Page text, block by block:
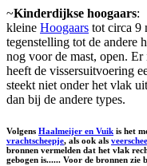
~Kinderdijkse hoogaars:
kleine Hoogaars tot circa 9
tegenstelling tot de andere
nog voor de mast, open.
heeft de vissersuitvoering
steekt niet onder het vlak
dan bij de andere types.
Volgens Haalmeijer en Vuik is het
vrachtscheepje, als ook als
bronnen vermelden dat het vlak
gebogen is...... Voor de bronnen zie